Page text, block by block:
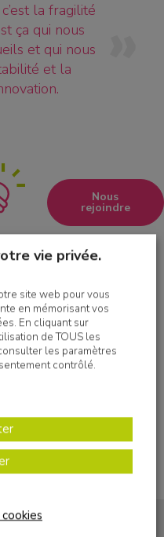
la fragilité
ça qui nous
et qui nous
et la
Nous
rejoindre
vie privée.
site web pour vous
en mémorisant vos
En cliquant sur
de TOUS les
les paramètres
contrôlé.